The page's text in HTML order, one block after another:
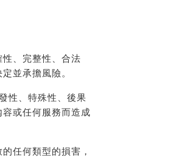
、完整性、合法
並承擔風險。
性、特殊性、後果
或任何服務而造成
任何類型的損害，